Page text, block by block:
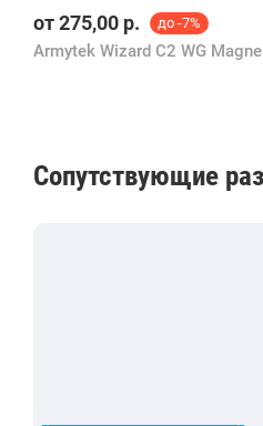
от275,00 р. до -7%
Сопутствующие